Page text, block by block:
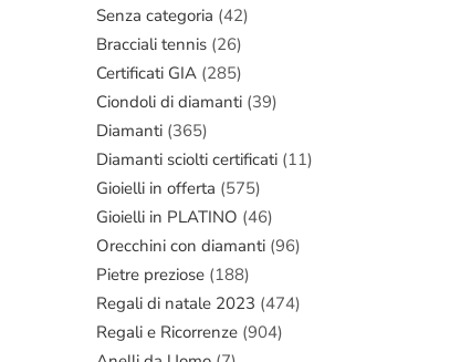
Senza categoria (42)
Bracciali tennis (26)
Certificati GIA (285)
Ciondoli di diamanti (39)
Diamanti (365)
Diamanti sciolti certificati (11)
Gioielli in offerta (575)
Gioielli in PLATINO (46)
Orecchini con diamanti (96)
Pietre preziose (188)
Regali di natale 2023 (474)
Regali e Ricorrenze (904)